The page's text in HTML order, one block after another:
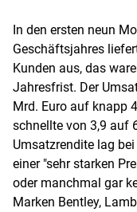
In den ersten neun
Geschäftsjahres
Kunden aus, das
Jahresfrist. Der
Mrd. Euro auf knapp
schnellte von 3,9 auf
Umsatzrendite lag
einer "sehr starken
oder manchmal gar
Marken Bentley,